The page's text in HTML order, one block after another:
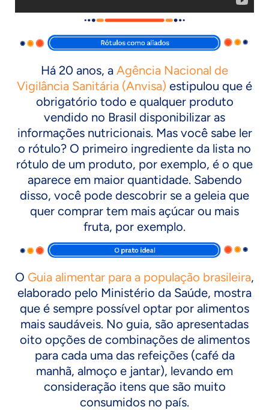
Há 20 anos, a Agência Nacional de
Vigilância Sanitária (Anvisa) estipulou que é
obrigatório todo e qualquer produto
vendido no Brasil disponibilizar as
informações nutricionais. Mas você sabe ler
o rótulo? O primeiro ingrediente da lista no
rótulo de um produto, por exemplo, é o que
aparece em maior quantidade. Sabendo
disso, você pode descobrir se a geleia que
quer comprar tem mais açúcar ou mais
fruta, por exemplo.
O Guia alimentar para a população brasileira,
elaborado pelo Ministério da Saúde, mostra
que é sempre possível optar por alimentos
mais saudáveis. No guia, são apresentadas
oito opções de combinações de alimentos
para cada uma das refeições (café da
manhã, almoço e jantar), levando em
consideração itens que são muito
consumidos no país.